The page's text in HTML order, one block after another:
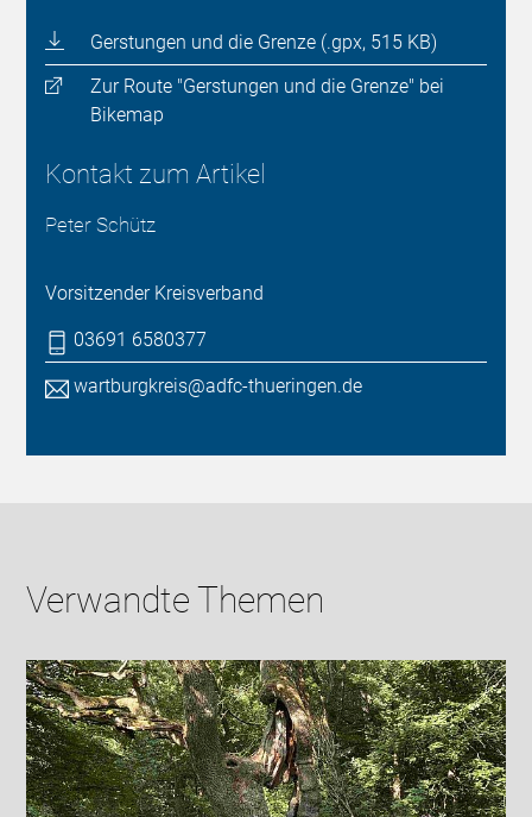
Gerstungen und die Grenze (.gpx, 515 KB)
Zur Route "Gerstungen und die Grenze" bei
Bikemap
Kontakt zum Artikel
Peter Schütz
Vorsitzender Kreisverband
03691 6580377
wartburgkreis@adfc-thueringen.de
Verwandte Themen